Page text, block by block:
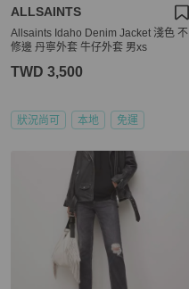
ALLSAINTS
Allsaints Idaho Denim Jacket 淺色 不
修邊 丹寧外套 牛仔外套 男xs
TWD 3,500
狀況尚可 本地 免運